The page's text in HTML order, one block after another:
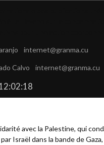
internet@granma.cu
Calvo internet@granma.cu
avec la Palestine, qui
Israël dans la bande de